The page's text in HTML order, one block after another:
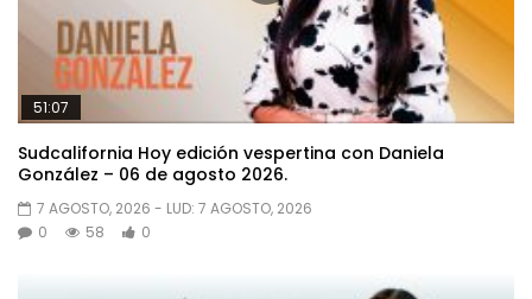
51:07
Sudcalifornia Hoy edición vespertina con Daniela
González – 06 de agosto 2026.
7 AGOSTO, 2026 - LUD: 7 AGOSTO, 2026
0
58 0